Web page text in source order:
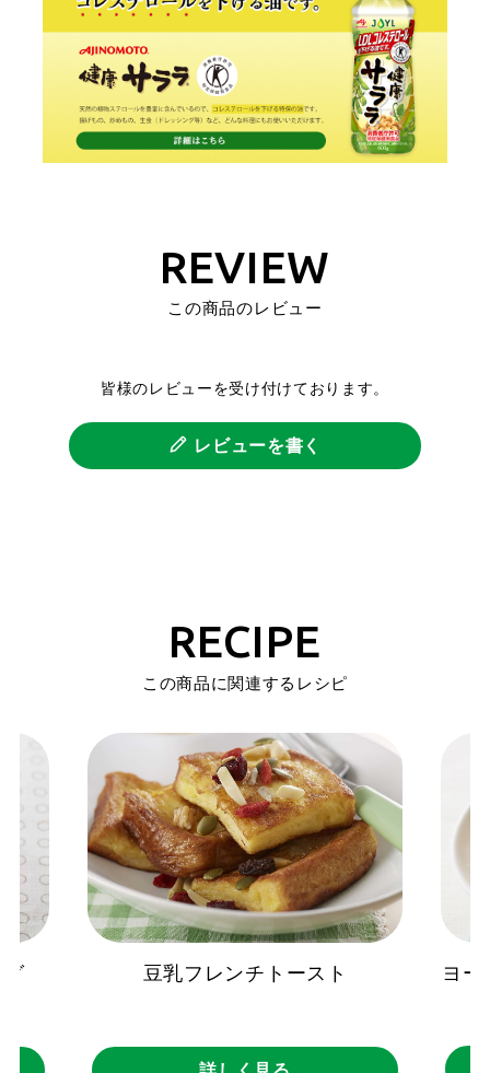
REVIEW
この商品のレビュー
皆様のレビューを受け付けております。
レビューを書く
RECIPE
この商品に関連するレシピ
グ 豆乳フレンチトースト ヨー